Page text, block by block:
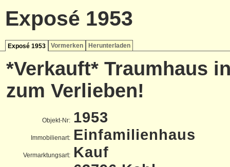
Exposé 1953
Exposé 1953 Vormerken Herunterladen
*Verkauft* Traumhaus
zum Verlieben!
Objekt-Nr: 1953
Immobilienart: Einfamilienhaus
Vermarktungsart: Kauf